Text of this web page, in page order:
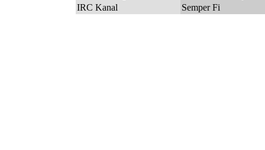
IRC Kanal
Semper Fi